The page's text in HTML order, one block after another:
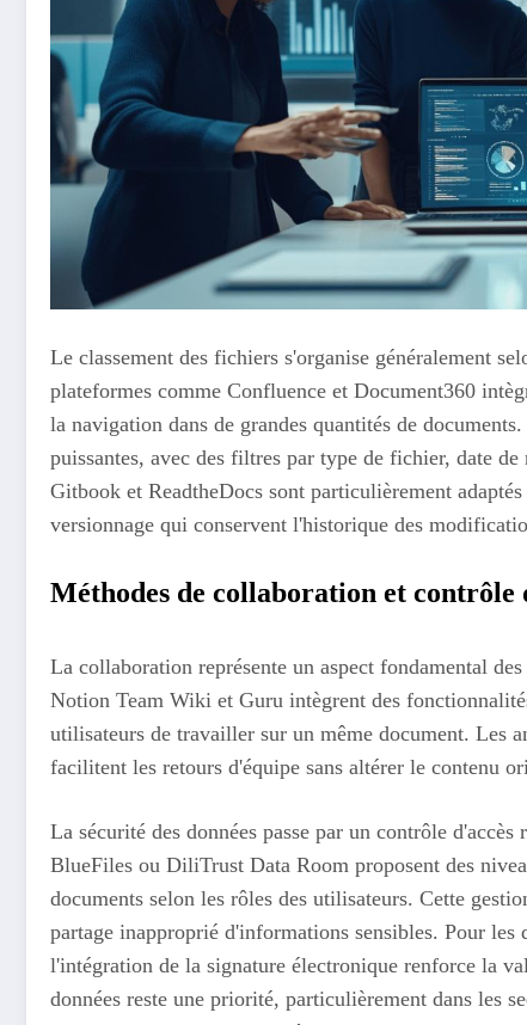
Le classement des fichiers s'organise généralement
plateformes comme Confluence et Document360
la navigation dans de grandes quantités de
puissantes, avec des filtres par type de fichier, date
Gitbook et ReadtheDocs sont particulièrement
versionnage qui conservent l'historique des
Méthodes de collaboration et contrôle
La collaboration représente un aspect fondamental
Notion Team Wiki et Guru intègrent des
utilisateurs de travailler sur un même document. Les
facilitent les retours d'équipe sans altérer le contenu
La sécurité des données passe par un contrôle
BlueFiles ou DiliTrust Data Room proposent des
documents selon les rôles des utilisateurs. Cette
partage inapproprié d'informations sensibles. Pour
l'intégration de la signature électronique renforce la
données reste une priorité, particulièrement dans les